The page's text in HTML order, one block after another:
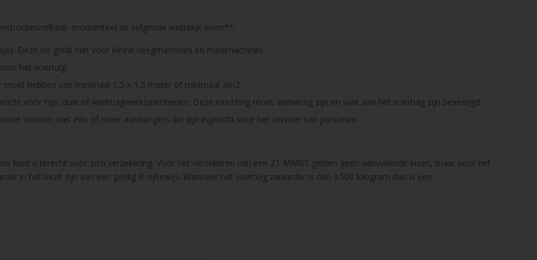
momenteel de volgende wettelijk eisen**:
Deze eis geldt niet voor kleine veegmachines en maaimachines.
het voertuig.
hebben van minimaal 1,5 x 1,5 meter of minimaal 3m2.
voor hijs, duw of werktuigwerkzaamheden. Deze inrichting moet aanwezig zijn en vast aan het voertuig zijn bevestigd.
vormen met één of meer aanhangers die zijn ingericht voor het vervoer van personen.
kunt u terecht voor zo’n verzekering. Voor het verzekeren van een Z1 MMBS gelden geen aanvullende eisen, maar voor het
in het bezit zijn van een geldig B-rijbewijs. Wanneer het voertuig zwaarder is dan 3.500 kilogram dan is een